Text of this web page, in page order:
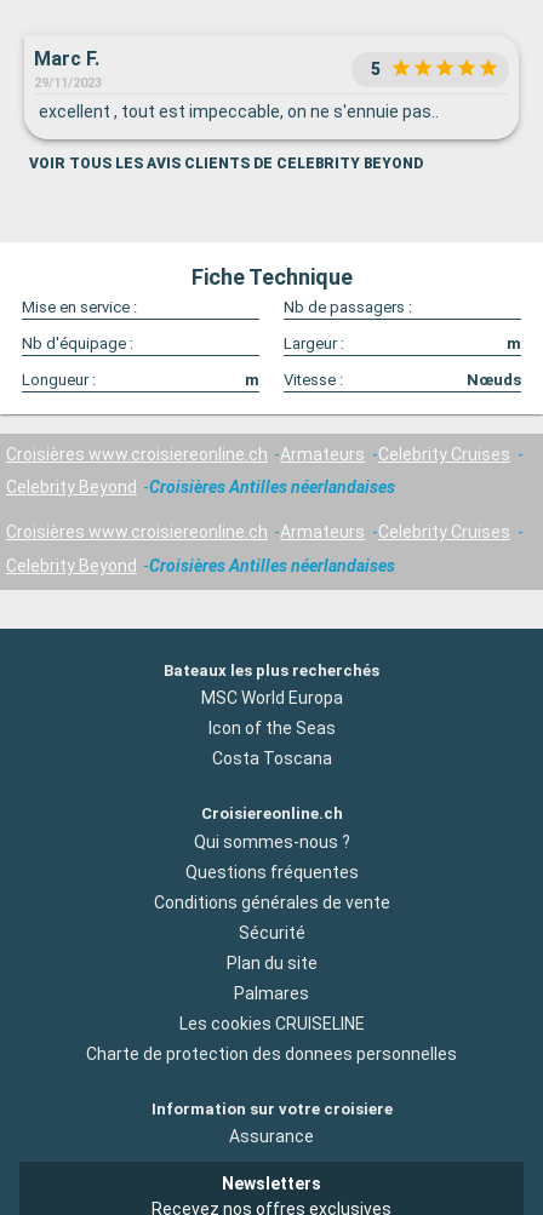
Marc F.
29/11/2023
5
excellent , tout est impeccable, on ne s'ennuie pas..
VOIR TOUS LES AVIS CLIENTS DE CELEBRITY BEYOND
Fiche Technique
Mise en service :
Nb de passagers :
Nb d'équipage :
Largeur :
m
Longueur :
m Vitesse : Nœuds
Croisières www.croisiereonline.ch Armateurs
Celebrity Cruises
Celebrity Beyond
Croisières Antilles néerlandaises
Croisières www.croisiereonline.ch Armateurs
Celebrity Cruises
Celebrity Beyond
Croisières Antilles néerlandaises
Bateaux les plus recherchés
MSC World Europa
Icon of the Seas
Costa Toscana
Croisiereonline.ch
Qui sommes-nous ?
Questions fréquentes
Conditions générales de vente
Sécurité
Plan du site
Palmares
Les cookies CRUISELINE
Charte de protection des donnees personnelles
Information sur votre croisiere
Assurance
Newsletters
Recevez nos offres exclusives